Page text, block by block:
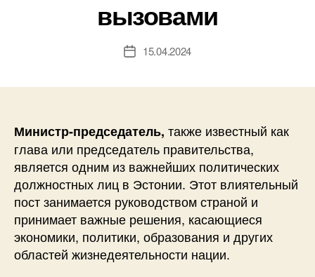
вызовами
Дата15.04.2024
Министр-председатель, также известный как
глава или председатель правительства,
является одним из важнейших политических
должностных лиц в Эстонии. Этот влиятельный
пост занимается руководством страной и
принимает важные решения, касающиеся
экономики, политики, образования и других
областей жизнедеятельности нации.